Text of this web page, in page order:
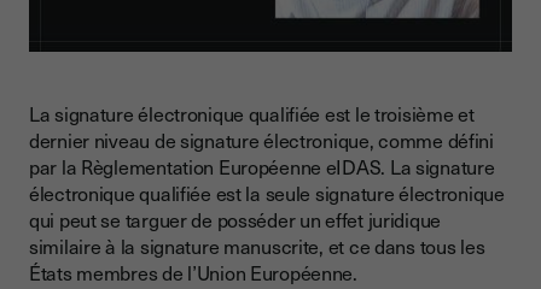
La signature électronique qualifiée est le troisième et
dernier niveau de signature électronique, comme défini
par la Règlementation Européenne eIDAS. La signature
électronique qualifiée est la seule signature électronique
qui peut se targuer de posséder un effet juridique
similaire à la signature manuscrite, et ce dans tous les
États membres de l’Union Européenne.